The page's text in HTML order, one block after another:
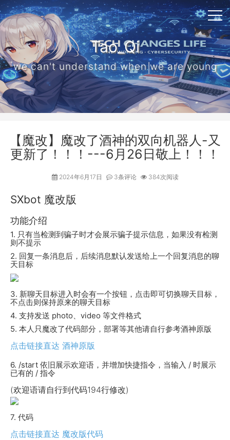
Tao_Qi
we can't understand when we are young
【魔改】魔改了酒神的双向机器人-又
更新了！！！---6月26日敬上！！！
2024年6月17日 3条评论 384次阅读
SXbot 魔改版
功能介绍
1. 只有当检测到骗子时才会展示骗子提示信息，如果没有检测
则不提示
2. 回复一条消息后，后续消息默认发送给上一个回复消息的聊
天目标
3. 新聊天目标进入时会有一个按钮，点击即可切换聊天目标，
不点击则保持原来的聊天目标
4. 支持发送 photo、video 等文件格式
5. 本人只魔改了代码部分，部署等其他请自行参考酒神原版
点击链接直达 酒神原版
6. /start 依旧展示欢迎语，并增加快捷指令，当输入 / 时展示
已有的 / 指令
(欢迎语请自行到代码194行修改)
7. 代码
点击链接直达 魔改版代码